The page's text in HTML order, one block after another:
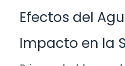
Efectos del
Impacto en la